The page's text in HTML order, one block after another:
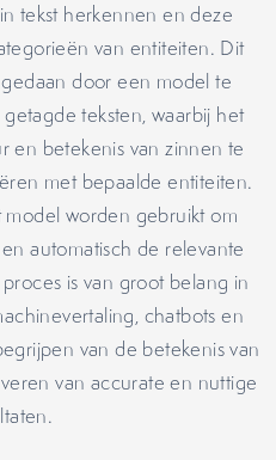
tekst herkennen en deze
van entiteiten. Dit
door een model te
teksten, waarbij het
en betekenis van zinnen te
met bepaalde entiteiten.
model worden gebruikt om
automatisch de relevante
is van groot belang in
chatbots en
van de betekenis van
van accurate en nuttige